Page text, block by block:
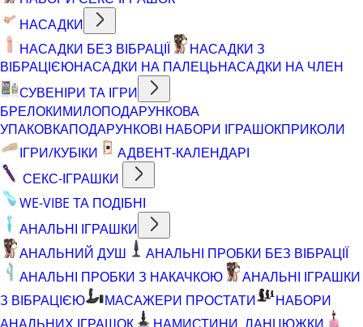
НАСАДКИ
НАСАДКИ БЕЗ ВІБРАЦІЇ
НАСАДКИ З
ВІБРАЦІЄЮНАСАДКИ НА ПАЛЕЦЬНАСАДКИ НА ЧЛЕН
СУВЕНІРИ ТА ІГРИ
БРЕЛОКИМИЛОПОДАРУНКОВА
УПАКОВКАПОДАРУНКОВІ НАБОРИ ІГРАШОКПРИКОЛИ
ІГРИ/КУБІКИ
АДВЕНТ-КАЛЕНДАРІ
СЕКС-ІГРАШКИ
WE-VIBE ТА ПОДІБНІ
АНАЛЬНІ ІГРАШКИ
АНАЛЬНИЙ ДУШ
АНАЛЬНІ ПРОБКИ БЕЗ ВІБРАЦІЇ
АНАЛЬНІ ПРОБКИ З НАКАЧКОЮ
АНАЛЬНІ ІГРАШКИ
З ВІБРАЦІЄЮ
МАСАЖЕРИ ПРОСТАТИ
НАБОРИ
АНАЛЬНИХ ІГРАШОК
НАМИСТИНИ, ЛАНЦЮЖКИ